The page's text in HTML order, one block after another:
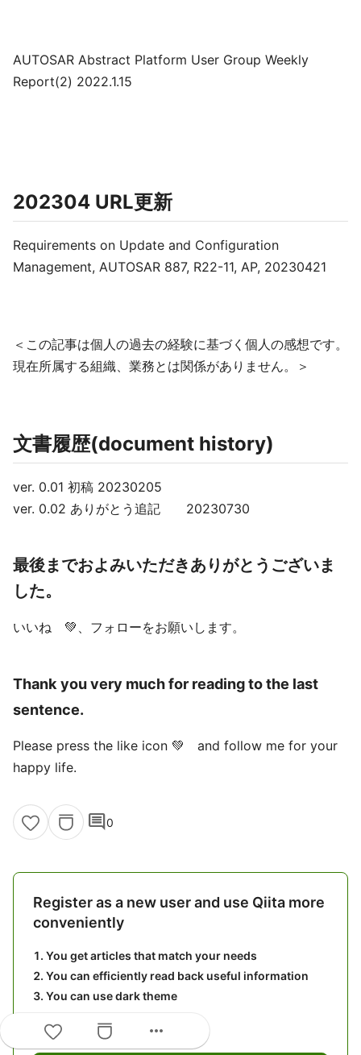
AUTOSAR Abstract Platform User Group Weekly
Report(2) 2022.1.15
202304 URL更新
Requirements on Update and Configuration
Management, AUTOSAR 887, R22-11, AP, 20230421
＜この記事は個人の過去の経験に基づく個人の感想です。
現在所属する組織、業務とは関係がありません。＞
文書履歴(document history)
ver. 0.01 初稿 20230205
ver. 0.02 ありがとう追記 20230730
最後までおよみいただきありがとうございま
した。
いいね 💚、フォローをお願いします。
Thank you very much for reading to the last
sentence.
Please press the like icon 💚 and follow me for your
happy life.
comment0
Register as a new user and use Qiita more
conveniently
You get articles that match your needs
You can efficiently read back useful information
You can use dark theme
What you can do with signing up
more_horiz